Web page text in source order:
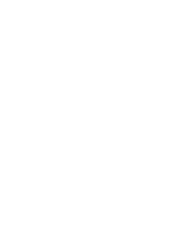
法的義務など正当な理由に